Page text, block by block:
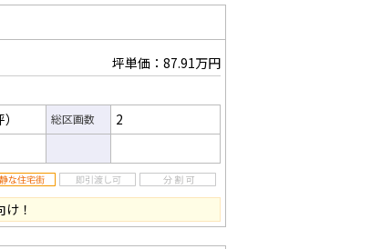
坪単価：87.91万円
総区画数 2
！